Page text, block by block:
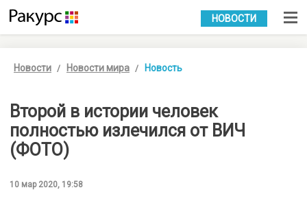
УКР РУС
НОВОСТИ
Новости Новости мира Новость
Второй в истории человек
полностью излечился от ВИЧ
(ФОТО)
10 мар 2020, 19:58